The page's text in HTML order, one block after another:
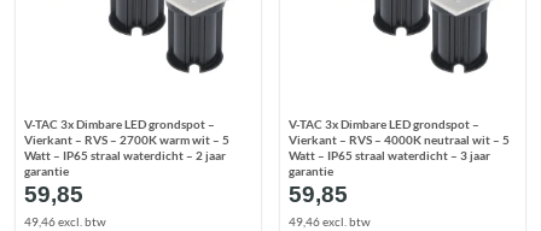
V-TAC 3x Dimbare LED grondspot –
Vierkant – RVS – 2700K warm wit – 5
Watt – IP65 straal waterdicht – 2 jaar
garantie
59,85
49,46 excl. btw
V-TAC 3x Dimbare LED grondspot –
Vierkant – RVS – 4000K neutraal wit – 5
Watt – IP65 straal waterdicht – 3 jaar
garantie
59,85
49,46 excl. btw